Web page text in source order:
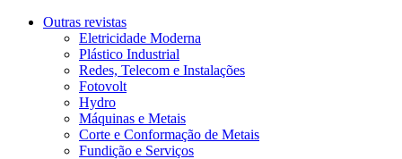
Outras revistas
Eletricidade Moderna
Plástico Industrial
Redes, Telecom e Instalações
Fotovolt
Hydro
Máquinas e Metais
Corte e Conformação de Metais
Fundição e Serviços